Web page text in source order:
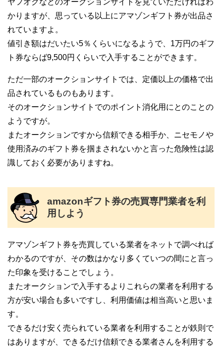
ヤフオクなどのオークションサイトを見ていただければわ
かりますが、思っている以上にアマゾンギフト券が出品さ
れていますよ。
値引き額はだいたい5％くらいになるようで、1万円のギフ
ト券ならば9,500円くらいで入手することができます。
ただ一部のオークションサイトでは、定価以上の価格で出
品されているものもあります。
そのオークションサイトでのポイント消化用にとのことの
ようですが。
またオークションですから信頼できる相手か、ニセモノや
使用済みのギフト券を掴まされないかと言った危険性は認
識しておく必要がありますね。
amazonギフト券の売買専門業者を利
用しよう
アマゾンギフト券を売買している業者をネットで調べれば
わかるのですが、その数はかなり多くていつの間にと言っ
た印象を受けることでしょう。
またオークションで入手するよりこれらの業者を利用する
方が安い場合も多いですし、利用価値は相当高いと思いま
す。
できるだけ安く売られている業者を利用することが鉄則で
はありますが、できるだけ信頼できる業者さんを利用する